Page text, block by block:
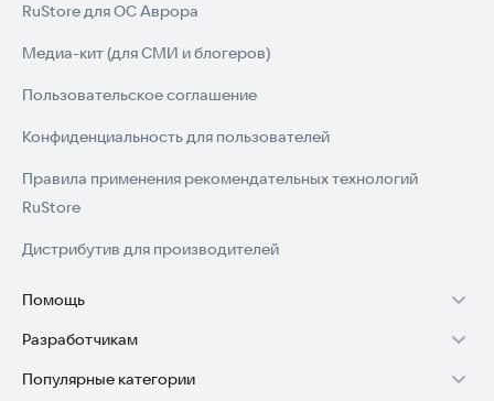
RuStore для ОС Аврора
Медиа-кит (для СМИ и блогеров)
Пользовательское соглашение
Конфиденциальность для пользователей
Правила применения рекомендательных технологий
RuStore
Дистрибутив для производителей
Помощь
Установка RuStore на TV
Установка RuStore на телефон
Разработчикам
Зарабатывать с RuStore
Популярные категории